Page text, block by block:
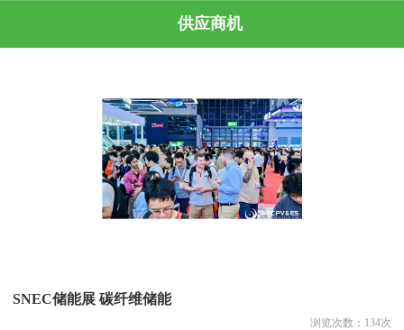
供应商机
SNEC储能展 碳纤维储能
浏览次数： 134次